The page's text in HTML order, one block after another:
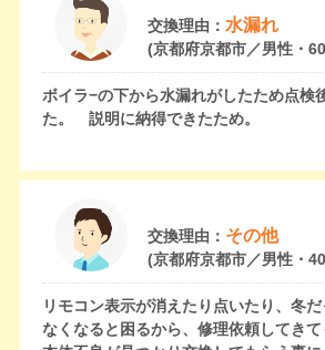
交換理由： 水漏れ
(京都府京都市／男性・
ボイラ−の下から水漏れがしたため点検
た。 説明に納得できたため。
交換理由： その他
(京都府京都市／男性・
リモコン表示が消えたり点いたり、冬
なくなると困るから、修理依頼してき